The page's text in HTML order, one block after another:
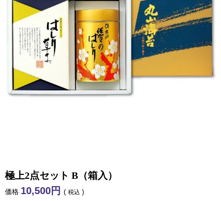
極上2点セット B（箱入）
価格 10,500 税込